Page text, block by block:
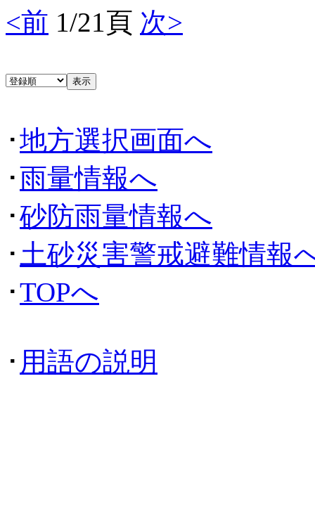
<前 1/21頁 次>
･地方選択画面へ
･雨量情報へ
･砂防雨量情報へ
･ 土砂災害警戒避難情報
･TOPへ
･ 用語の説明